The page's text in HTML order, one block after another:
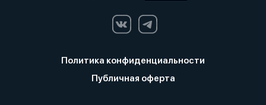
Политика конфиденциальности
Публичная оферта